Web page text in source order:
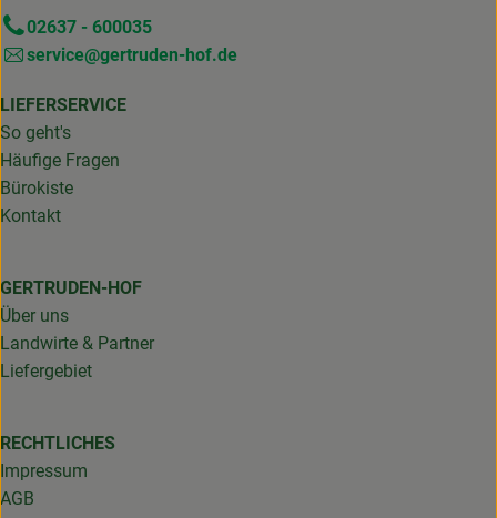
02637 - 600035
service@gertruden-hof.de
LIEFERSERVICE
So geht's
Häufige Fragen
Bürokiste
Kontakt
GERTRUDEN-HOF
Über uns
Landwirte & Partner
Liefergebiet
RECHTLICHES
Impressum
AGB